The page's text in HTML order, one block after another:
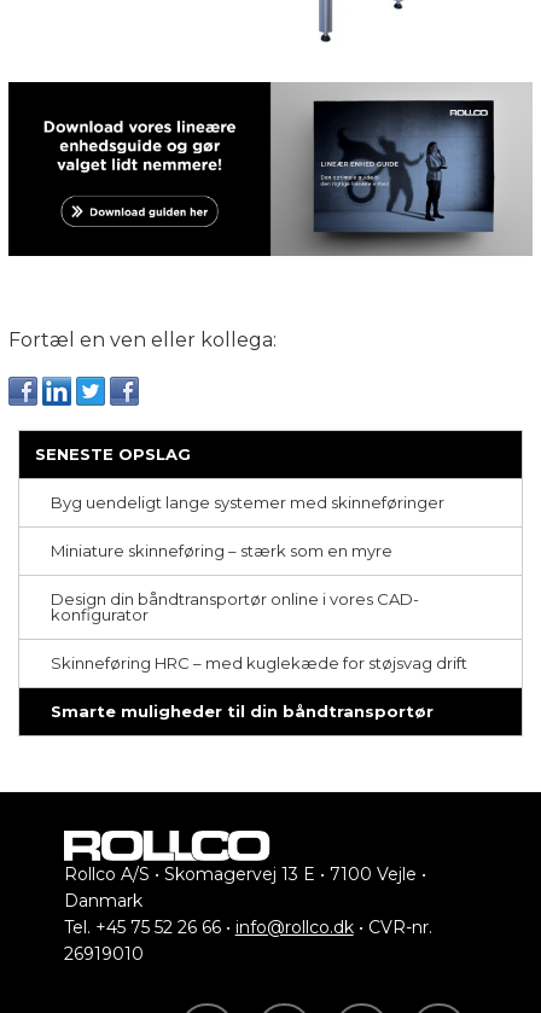
Fortæl en ven eller kollega:
SENESTE OPSLAG
Byg uendeligt lange systemer med skinneføringer
Miniature skinneføring – stærk som en myre
Design din båndtransportør online i vores CAD-
konfigurator
Skinneføring HRC – med kuglekæde for støjsvag drift
Smarte muligheder til din båndtransportør
Rollco A/S • Skomagervej 13 E • 7100 Vejle •
Danmark
Tel. +45 75 52 26 66 • info@rollco.dk• CVR-nr.
26919010